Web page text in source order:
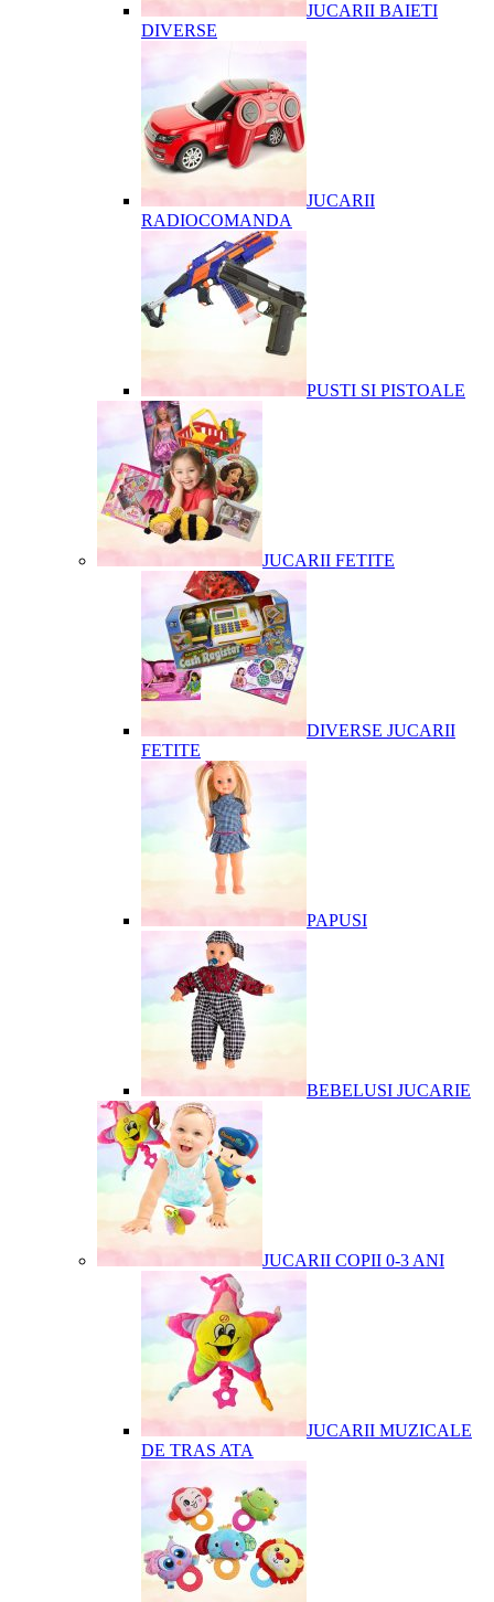
JUCARII BAIETI
DIVERSE
JUCARII
RADIOCOMANDA
PUSTI SI PISTOALE
JUCARII FETITE
DIVERSE JUCARII
FETITE
PAPUSI
BEBELUSI JUCARIE
JUCARII COPII 0-3 ANI
JUCARII MUZICALE
DE TRAS ATA